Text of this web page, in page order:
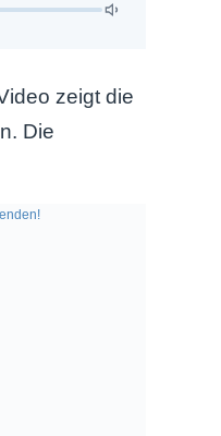
zeigt die
Die